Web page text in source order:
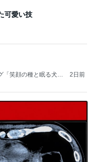
可愛い技
「笑顔の種と眠る犬」
2日前